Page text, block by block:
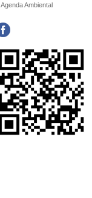
Agenda Ambiental